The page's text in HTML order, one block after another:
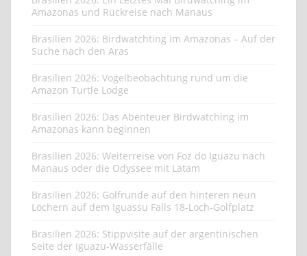
Amazonas und Rückreise nach Manaus
Brasilien 2026: Birdwatchting im Amazonas – Auf der
Suche nach den Aras
Brasilien 2026: Vogelbeobachtung rund um die
Amazon Turtle Lodge
Brasilien 2026: Das Abenteuer Birdwatching im
Amazonas kann beginnen
Brasilien 2026: Weiterreise von Foz do Iguazu nach
Manaus oder die Odyssee mit Latam
Brasilien 2026: Golfrunde auf den hinteren neun
Löchern auf dem Iguassu Falls 18-Loch-Golfplatz
Brasilien 2026: Stippvisite auf der argentinischen
Seite der Iguazu-Wasserfälle